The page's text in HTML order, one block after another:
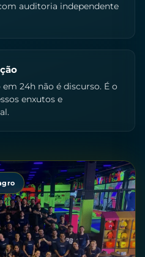
auditoria independente
24h não é discurso. É o
enxutos e